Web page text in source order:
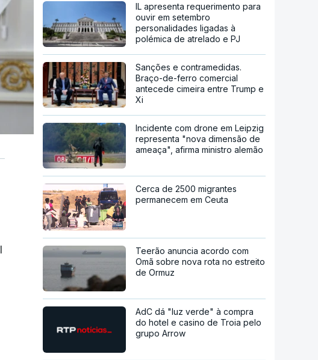
IL apresenta requerimento para
ouvir em setembro
personalidades ligadas à
polémica de atrelado e PJ
Sanções e contramedidas.
Braço-de-ferro comercial
antecede cimeira entre Trump e
Xi
Incidente com drone em Leipzig
representa "nova dimensão de
ameaça", afirma ministro alemão
Cerca de 2500 migrantes
permanecem em Ceuta
Teerão anuncia acordo com
Omã sobre nova rota no estreito
de Ormuz
AdC dá "luz verde" à compra
do hotel e casino de Troia pelo
grupo Arrow